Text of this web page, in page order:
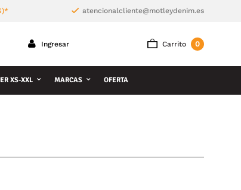
atencionalcliente@motleydenim.es
Carrito 0
Ingresar
XS-XXL MARCAS OFERTA